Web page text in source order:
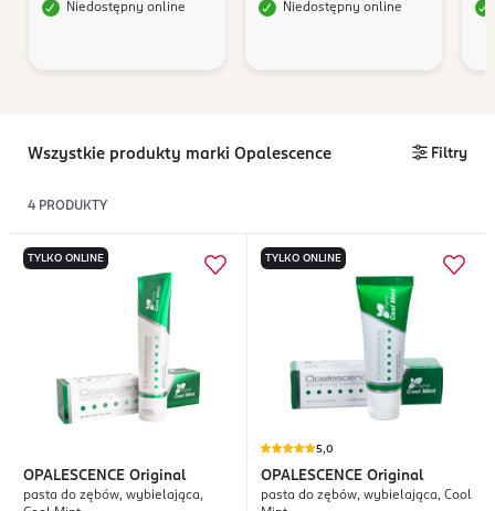
Niedostępny online Niedostępny online
Wszystkie produkty marki Opalescence Filtry
4 PRODUKTY
TYLKO ONLINE
OPALESCENCE Original
pasta do zębów, wybielająca,
TYLKO ONLINE
5,0
OPALESCENCE Original
pasta do zębów, wybielająca, Cool